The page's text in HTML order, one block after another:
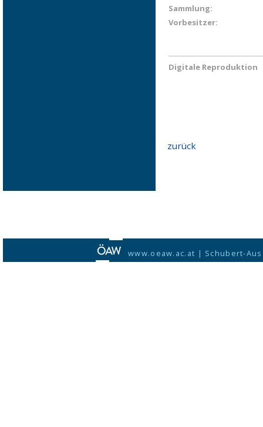
Sammlung:
Vorbesitzer:
Digitale Reproduktion
zurück
www.oeaw.ac.at | Schubert-